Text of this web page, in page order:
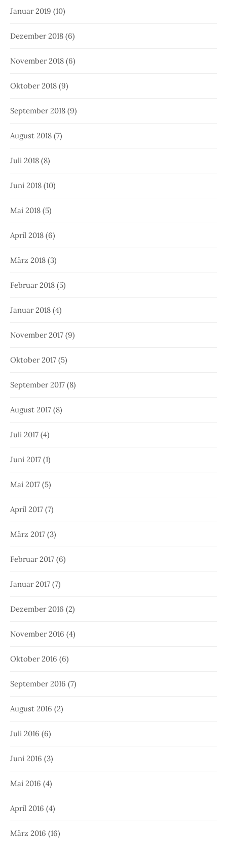
Januar 2019 (10)
Dezember 2018 (6)
November 2018 (6)
Oktober 2018 (9)
September 2018 (9)
August 2018 (7)
Juli 2018 (8)
Juni 2018 (10)
Mai 2018 (5)
April 2018 (6)
März 2018 (3)
Februar 2018 (5)
Januar 2018 (4)
November 2017 (9)
Oktober 2017 (5)
September 2017 (8)
August 2017 (8)
Juli 2017 (4)
Juni 2017 (1)
Mai 2017 (5)
April 2017 (7)
März 2017 (3)
Februar 2017 (6)
Januar 2017 (7)
Dezember 2016 (2)
November 2016 (4)
Oktober 2016 (6)
September 2016 (7)
August 2016 (2)
Juli 2016 (6)
Juni 2016 (3)
Mai 2016 (4)
April 2016 (4)
März 2016 (16)